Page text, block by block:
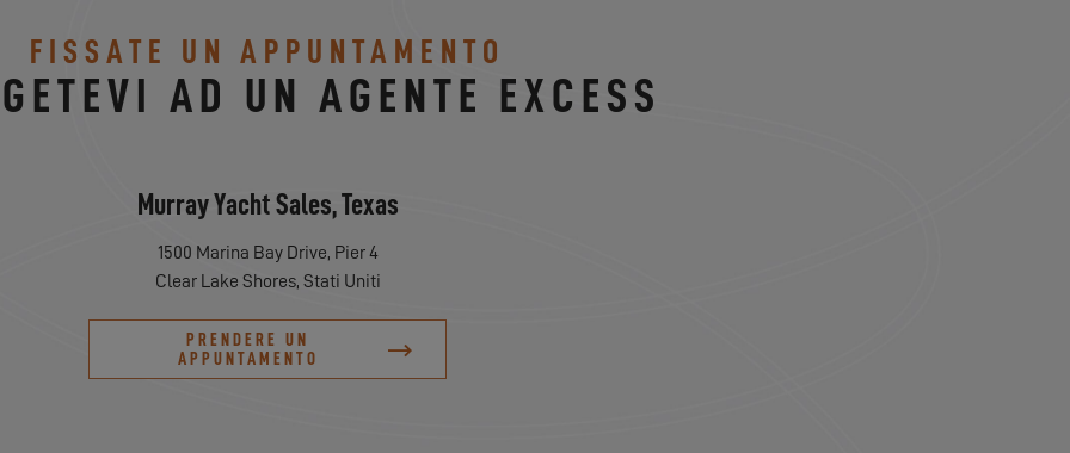
FISSATE UN APPUNTAMENTO
AD UN AGENTE EXCESS
Murray Yacht Sales, Texas
1500 Marina Bay Drive, Pier 4
Clear Lake Shores, Stati Uniti
PRENDERE UN
APPUNTAMENTO